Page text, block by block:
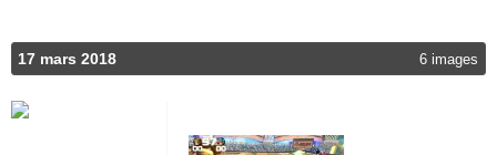
17 mars 2018 6 images